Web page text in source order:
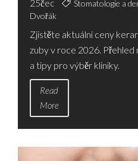
KOMPLETNÍ
25čec Stomatologie a
Dvořák
Zjistěte aktuální ceny
zuby v roce 2026.
a tipy pro výběr kliniky.
Read
More